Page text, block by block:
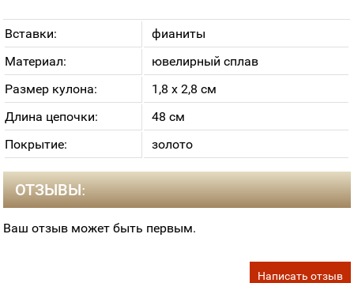
Вставки:
фианиты
Материал:
ювелирный сплав
Размер кулона:
1,8 х 2,8 см
Длина цепочки:
48 см
Покрытие:
золото
ОТЗЫВЫ:
Ваш отзыв может быть первым.
Написать отзыв